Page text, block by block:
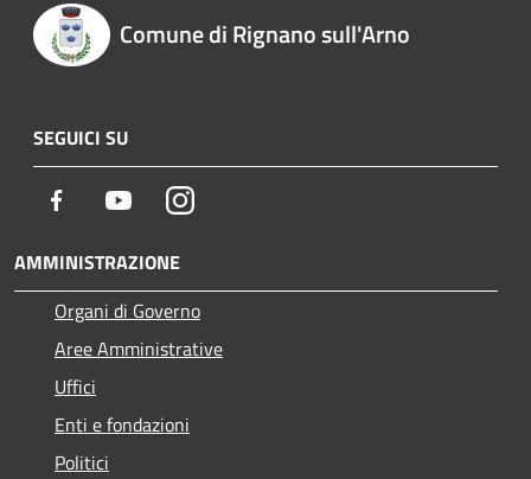
Comune di Rignano sull'Arno
SEGUICI SU
Facebook YoutubeInstagram
AMMINISTRAZIONE
Organi di Governo
Aree Amministrative
Uffici
Enti e fondazioni
Politici